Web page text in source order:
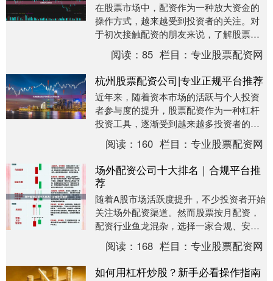
在股票市场中，配资作为一种放大资金的
操作方式，越来越受到投资者的关注。对
于初次接触配资的朋友来说，了解股票配
资注册流程是迈出第一步的关键。本文将
为您详细拆解从选....
阅读：85 栏目：专业股票配资网
杭州股票配资公司|专业正规平台推荐
近年来，随着资本市场的活跃与个人投资
者参与度的提升，股票配资作为一种杠杆
投资工具，逐渐受到越来越多投资者的关
注。尤其在杭州这座金融创新活跃的城
市，股票配资公司数....
阅读： 160 栏目：专业股票配资网
场外配资公司十大排名｜合规平台推
荐
随着A股市场活跃度提升，不少投资者开始
关注场外配资渠道。然而股票按月配资，
配资行业鱼龙混杂，选择一家合规、安全
的配资平台至关重要。本文将基于公开信
息与行业口碑，....
阅读： 168 栏目：专业股票配资网
如何用杠杆炒股？新手必看操作指南